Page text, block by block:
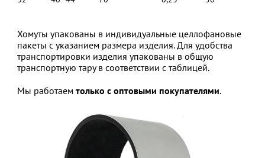
Хомуты упакованы в индивидуальные целлофановые
пакеты с указанием размера изделия. Для удобства
транспортировки изделия упакованы в общую
транспортную тару в соответствии с таблицей.
Мы работаем только с оптовыми покупателями.